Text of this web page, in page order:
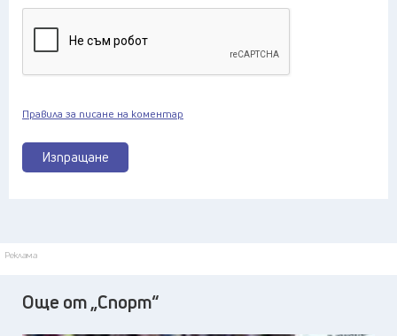
Изпращане
Правила за писане на коментар
Реклама
Още от „Спорт“